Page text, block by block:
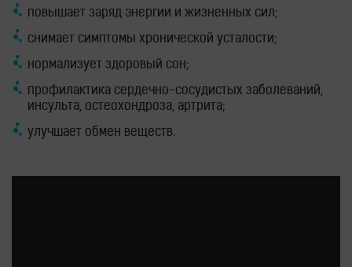
повышает заряд энергии и жизненных сил;
снимает симптомы хронической усталости;
нормализует здоровый сон;
профилактика сердечно-сосудистых заболеваний,
инсульта, остеохондроза, артрита;
улучшает обмен веществ.